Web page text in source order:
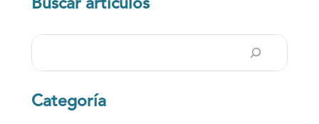
Buscar artículos
Buscar
Categoría